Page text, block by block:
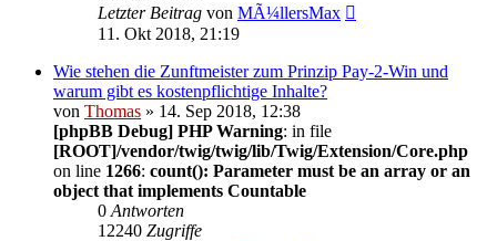
Letzter Beitrag von MÃ¼llersMax
11. Okt 2018, 21:19
Wie stehen die Zunftmeister zum Prinzip Pay-2-Win und
warum gibt es kostenpflichtige Inhalte?
von Thomas » 14. Sep 2018, 12:38
[phpBB Debug] PHP Warning: in file
[ROOT]/vendor/twig/twig/lib/Twig/Extension/Core.php
on line 1266: count(): Parameter must be an array or an
object that implements Countable
0 Antworten
12240 Zugriffe